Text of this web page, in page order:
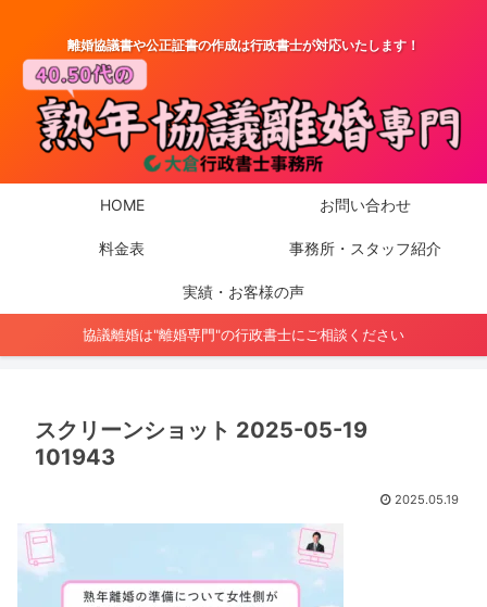
離婚協議書や公正証書の作成は行政書士が対応いたします！
HOME お問い合わせ
料金表 事務所・スタッフ紹介
実績・お客様の声
協議離婚は"離婚専門"の行政書士にご相談ください
スクリーンショット 2025-05-19
101943
2025.05.19